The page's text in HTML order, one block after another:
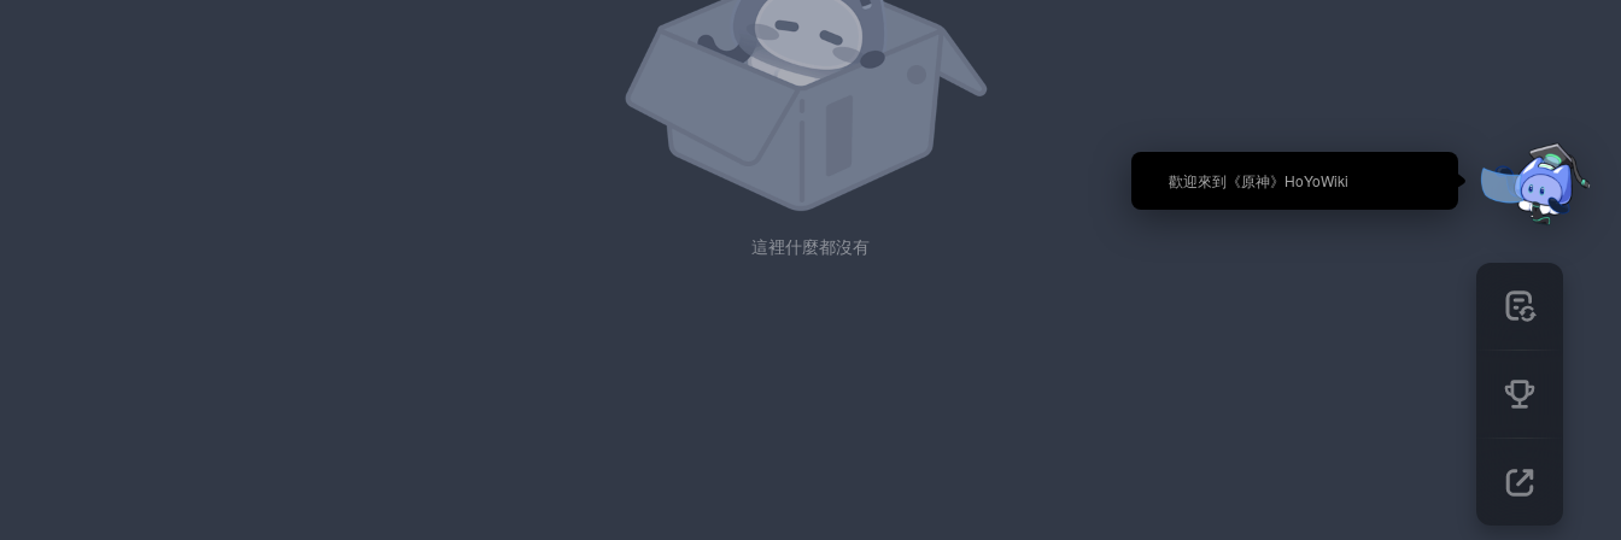
🎉 歡迎來到《原神》HoYoWiki
這裡什麼都沒有